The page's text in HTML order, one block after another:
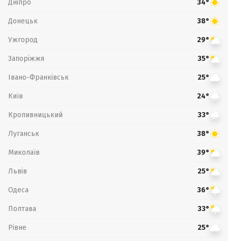
Дніпро 34°
Донецьк 38°
Ужгород 29°
Запоріжжя 35°
Івано-Франківськ 25°
Київ 24°
Кропивницький 33°
Луганськ 38°
Миколаїв 39°
Львів 25°
Одеса 36°
Полтава 33°
Рівне 25°